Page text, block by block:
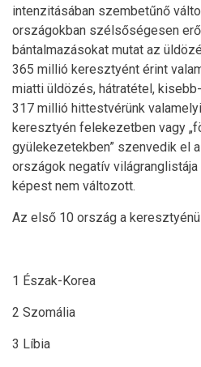
intenzitásában szembetűnő
országokban szélsőségesen
bántalmazásokat mutat az
365 millió keresztyént érint
miatti üldözés, hátratétel,
317 millió hittestvérünk
keresztyén felekezetben vagy
gyülekezetekben” szenvedik el
országok negatív
képest nem változott.
Az első 10 ország a
1 Észak-Korea
2 Szomália
3 Líbia